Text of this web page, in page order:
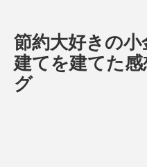
節約大好きの
建てを建てた
グ